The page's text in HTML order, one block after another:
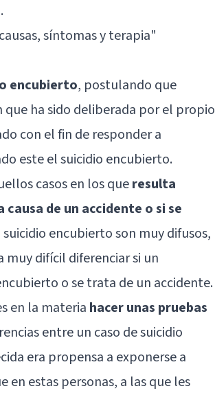
síntomas y terapia"
encubierto, postulando que
que ha sido deliberada por el propio
con el fin de responder a
este el suicidio encubierto.
casos en los queresulta
de un accidente o si se
encubierto son muy difusos,
muy difícil diferenciar si un
o se trata de un accidente.
en la materia hacer unas pruebas
entre un caso de suicidio
era propensa a exponerse a
estas personas, a las que les